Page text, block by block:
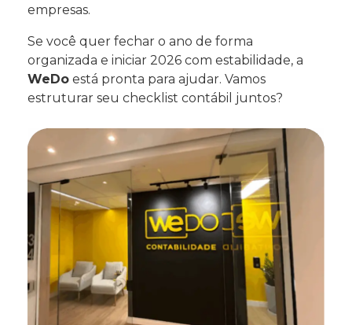
empresas.
Se você quer fechar o ano de forma
organizada e iniciar 2026 com estabilidade, a
WeDo está pronta para ajudar. Vamos
estruturar seu checklist contábil juntos?